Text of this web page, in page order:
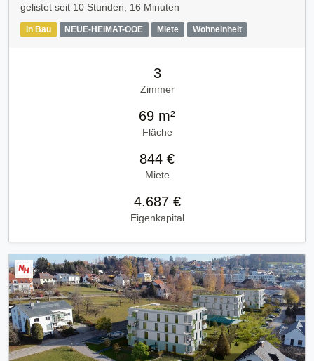
gelistet seit 10 Stunden, 16 Minuten
In Bau NEUE-HEIMAT-OOE Miete Wohneinheit
3
Zimmer
69 m²
Fläche
844 €
Miete
4.687 €
Eigenkapital